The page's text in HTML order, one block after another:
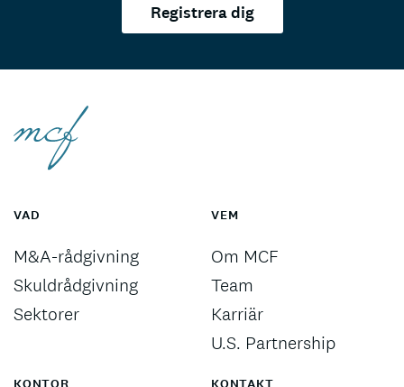
Registrera dig
VAD
M&A-rådgivning
Skuldrådgivning
Sektorer
VEM
Om MCF
Team
Karriär
U.S. Partnership